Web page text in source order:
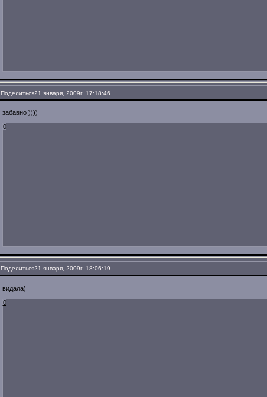
Поделиться21 января, 2009г. 17:18:46
забавно ))))
0
Поделиться21 января, 2009г. 18:06:19
видала)
0